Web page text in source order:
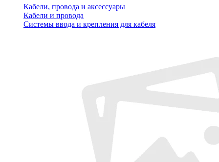
Кабели, провода и аксессуары
Кабели и провода
Системы ввода и крепления для кабеля